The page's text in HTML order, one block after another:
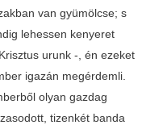
van gyümölcse; s
lehessen kenyeret
urunk -, én ezeket
igazán megérdemli.
olyan gazdag
tizenkét banda